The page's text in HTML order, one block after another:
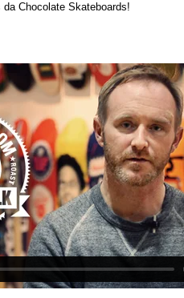
Chocolate Skateboards!